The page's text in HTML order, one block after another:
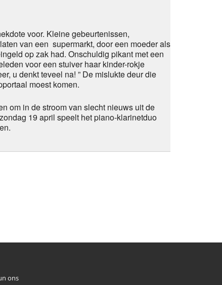
voor. Kleine gebeurtenissen,
van een supermarkt, door een moeder als
op zak had. Onschuldig pikant met een
voor een stuiver haar kinder-rokje
u denkt teveel na! ” De mislukte deur die
moest komen.
om in de stroom van slecht nieuws uit de
19 april speelt het piano-klarinetduo
ons